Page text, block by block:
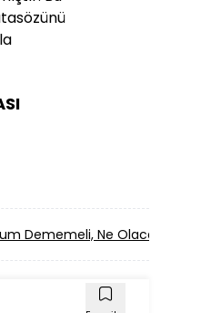
Dememeli, Ne Olacağım